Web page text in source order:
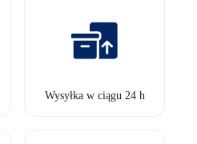
Wysyłka w ciągu 24 h